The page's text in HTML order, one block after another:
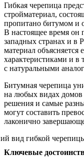
Гибкая черепица
стройматериал,
пропитано битумом и
В настоящее время он
западных странах и в
материал
характеристиками и в
с натуральными
Битумная черепица
на любых видах
решения и самые
могут составить
лаконично
Ключевые